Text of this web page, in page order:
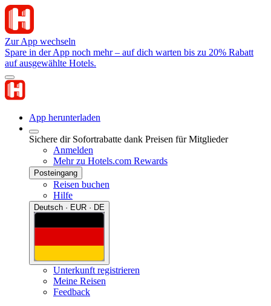
Zur App wechseln
Spare in der App noch mehr – auf dich warten bis zu 20% Rabatt
auf ausgewählte Hotels.
App herunterladen
Sichere dir Sofortrabatte dank Preisen für Mitglieder
Anmelden
Mehr zu Hotels.com Rewards
Posteingang
Reisen buchen
Hilfe
Deutsch · EUR · DE
Unterkunft registrieren
Meine Reisen
Feedback